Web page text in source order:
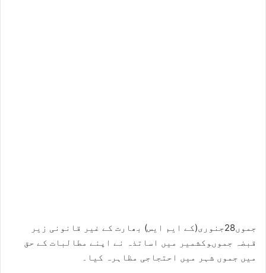
جموں28جنوری(کے ایم ایس) بھارت کے غیر قانونی زیر
قبضہ جموںوکشمیر میں اساتذہ نے اپنے مطالبات کے حق
میں جموں شہر میں احتجاجی مظاہرہ کیا۔